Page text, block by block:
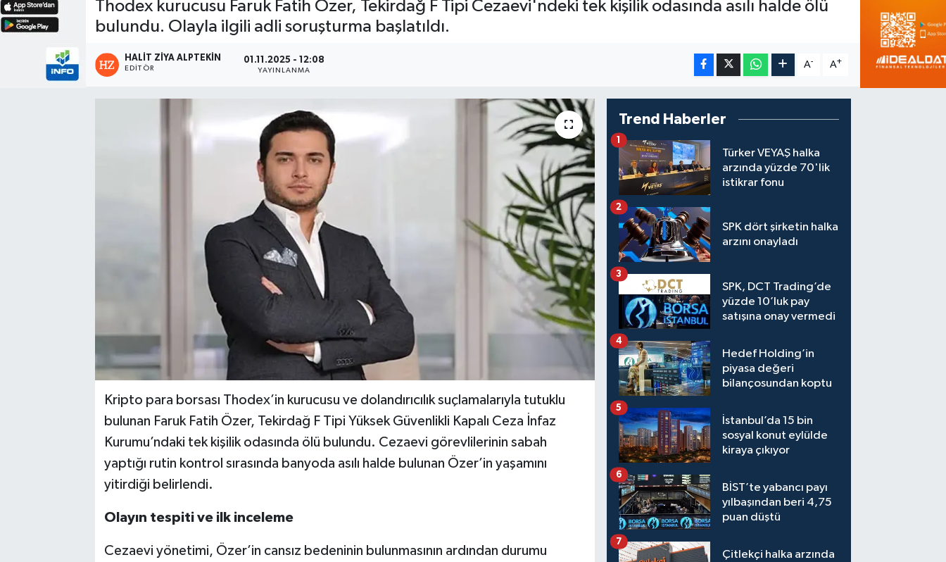
Thodex kurucusu Faruk Fatih Özer, Tekirdağ F Tipi Cezaevi'ndeki tek kişilik odasında asılı halde ölü
bulundu. Olayla ilgili adli soruşturma başlatıldı.
HALIT ZIYA ALPTEKIN
EDITÖR
01.11.2025 - 12:08
YAYINLANMA
A- A+
Kripto para borsası Thodex’in kurucusu ve dolandırıcılık suçlamalarıyla tutuklu
bulunan Faruk Fatih Özer, Tekirdağ F Tipi Yüksek Güvenlikli Kapalı Ceza İnfaz
Kurumu’ndaki tek kişilik odasında ölü bulundu. Cezaevi görevlilerinin sabah
yaptığı rutin kontrol sırasında banyoda asılı halde bulunan Özer’in yaşamını
yitirdiği belirlendi.
Olayın tespiti ve ilk inceleme
Cezaevi yönetimi, Özer’in cansız bedeninin bulunmasının ardından durumu
Trend Haberler
Türker VEYAŞ halka
arzında yüzde 70'lik
istikrar fonu
1
SPK dört şirketin halka
arzını onayladı
2
SPK, DCT Trading’de
yüzde 10’luk pay
satışına onay vermedi
3
Hedef Holding’in
piyasa değeri
bilançosundan koptu
4
İstanbul’da 15 bin
sosyal konut eylülde
kiraya çıkıyor
5
BİST’te yabancı payı
yılbaşından beri 4,75
puan düştü
6
Çitlekçi halka arzında
7